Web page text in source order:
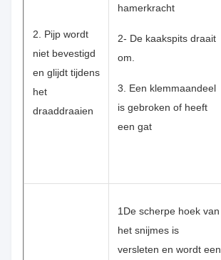
2. Pijp wordt
niet bevestigd
en glijdt tijdens
het
draaddraaien
hamerkracht
2- De kaakspits draait
om.
3. Een klemmaandeel
is gebroken of heeft
een gat
1De scherpe hoek van
het snijmes is
versleten en wordt een